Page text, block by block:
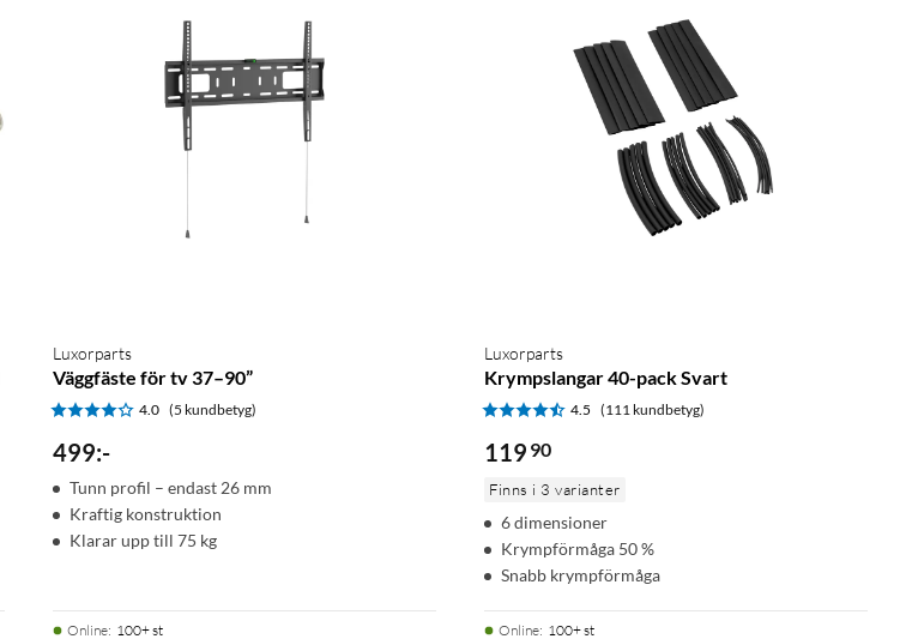
Luxorparts
Väggfäste för tv 37–90”
4.0 (5 kundbetyg)
499:-
Tunn profil – endast 26 mm
Kraftig konstruktion
Klarar upp till 75 kg
Online: 100+ st
Luxorparts
Krympslangar 40-pack Svart
4.5 (111 kundbetyg)
119 90
Finns i 3 varianter
6 dimensioner
Krympförmåga 50 %
Snabb krympförmåga
Online: 100+ st